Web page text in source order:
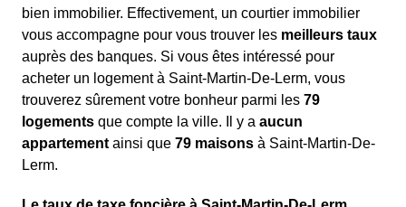
bien immobilier. Effectivement, un courtier immobilier
vous accompagne pour vous trouver les meilleurs taux
auprès des banques. Si vous êtes intéressé pour
acheter un logement à Saint-Martin-De-Lerm, vous
trouverez sûrement votre bonheur parmi les 79
logements que compte la ville. Il y a aucun
appartement ainsi que 79 maisons à Saint-Martin-De-
Lerm.